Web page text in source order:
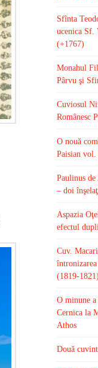
Sfînta
ucenica Sf.
(+1767)
Monahul
Pârvu şi
Cuviosul
Românesc
O nouă
Paisian vol.
Paulinus
– doi
Aspazia
efectul
Cuv.
(1819-1821)
O minune
Cernica la
Athos
Două